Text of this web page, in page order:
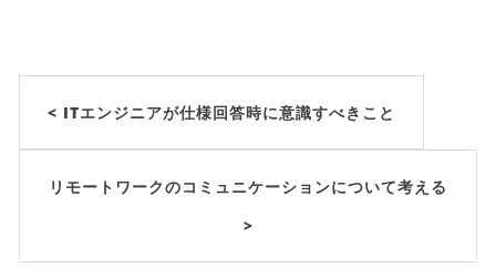
< ITエンジニアが仕様回答時に意識すべきこと
リモートワークのコミュニケーションについて考える
>